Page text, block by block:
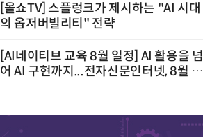
[올쇼TV] 스플렁크가 제시하는 "AI 시대
의 옵저버빌리티" 전략
[AI네이티브 교육 8월 일정] AI 활용을 넘
어 AI 구현까지...전자신문인터넷, 8월 실